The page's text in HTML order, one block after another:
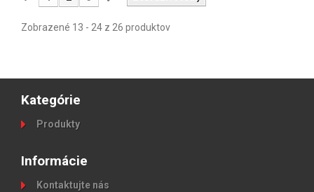
Zobrazené 13 - 24 z 26 produktov
Kategórie
Produkty
Informácie
Kontaktujte nás